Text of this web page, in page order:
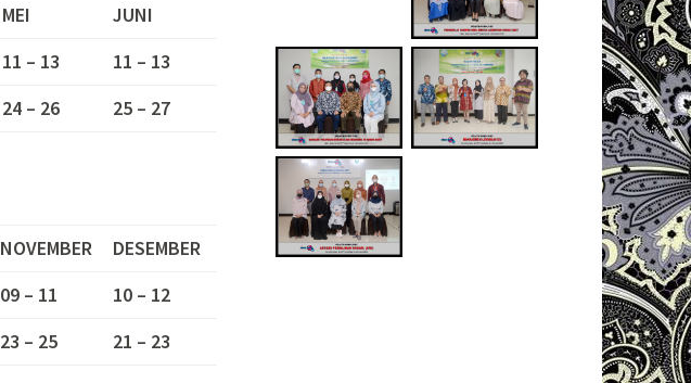
MEI
JUNI
11 – 13
11 – 13
24 – 26 25 – 27
NOVEMBER
DESEMBER
09 – 11
10 – 12
23 – 25 21 – 23